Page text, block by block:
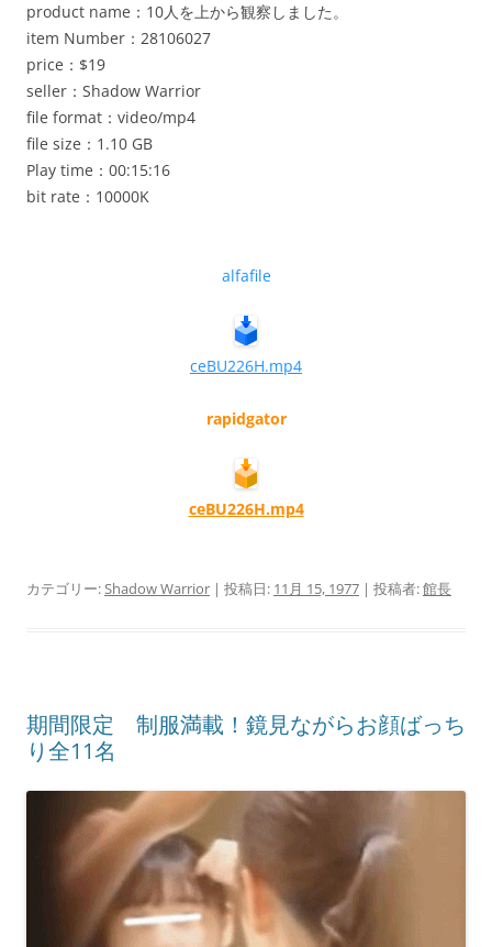
product name：10人を上から観察しました。
item Number：28106027
price：$19
seller：Shadow Warrior
file format：video/mp4
file size：1.10 GB
Play time：00:15:16
bit rate：10000K
alfafile
ceBU226H.mp4
rapidgator
ceBU226H.mp4
カテゴリー:Shadow Warrior | 投稿日: 11月 15, 1977 | 投稿者:館長
期間限定 制服満載！鏡見ながらお顔ばっち
り全11名